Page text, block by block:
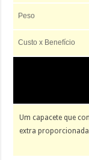
Peso
Custo x Benefício
Um capacete que
extra